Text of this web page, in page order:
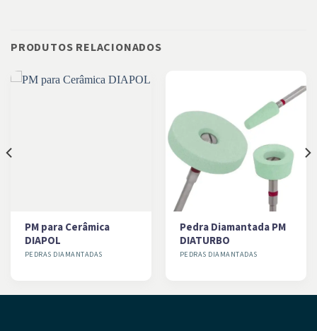
PRODUTOS RELACIONADOS
PEDRAS DIAMANTADAS
PM para Cerâmica
DIAPOL
PEDRAS DIAMANTADAS
Pedra Diamantada PM
DIATURBO